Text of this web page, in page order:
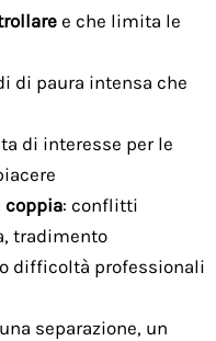
e che limita le
di paura intensa che
di interesse per le
coppia: conflitti
tradimento
difficoltà professionali
separazione, un